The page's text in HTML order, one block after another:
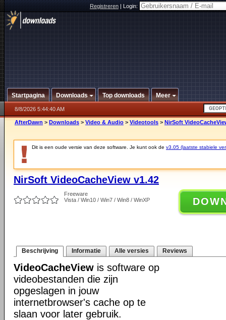
Registreren|Login:
Startpagina Downloads Top downloads Meer
8/8/2026 5:44:40 AM
AfterDawn > Downloads > Video & Audio > Videotools > NirSoft
Dit is een oude versie van deze software. Je kunt ook de v3.05 (laatste stabiele
NirSoft VideoCacheView v1.42
Freeware
Vista / Win10 / Win7 / Win8 / WinXP
Beschrijving Informatie Alle versies Reviews
VideoCacheView is software op
videobestanden die zijn
opgeslagen in jouw
internetbrowser's cache op te
slaan voor later gebruik.